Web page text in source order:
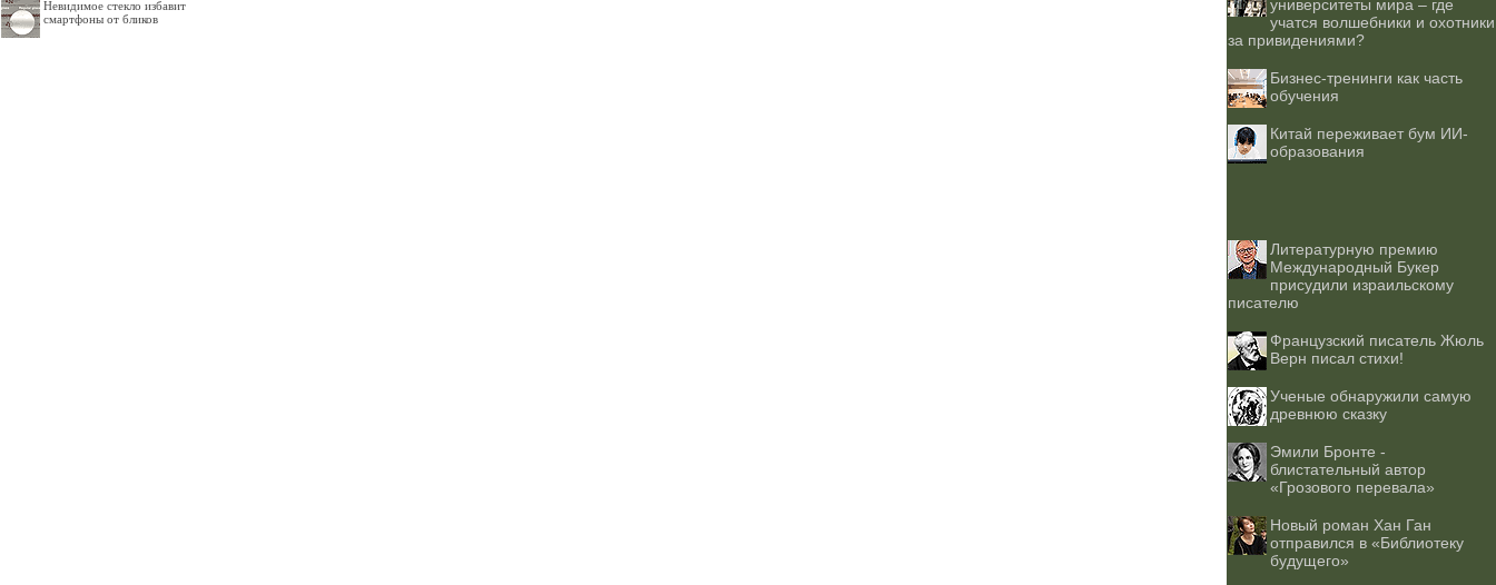
Невидимое стекло избавит
смартфоны от бликов
университеты мира – где
учатся волшебники и охотники
за привидениями?
Бизнес-тренинги как часть
обучения
Китай переживает бум ИИ-
образования
Литературную премию
Международный Букер
присудили израильскому
писателю
Французский писатель Жюль
Верн писал стихи!
Ученые обнаружили самую
древнюю сказку
Эмили Бронте -
блистательный автор
«Грозового перевала»
Новый роман Хан Ган
отправился в «Библиотеку
будущего»